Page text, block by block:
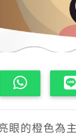
眼的橙色為